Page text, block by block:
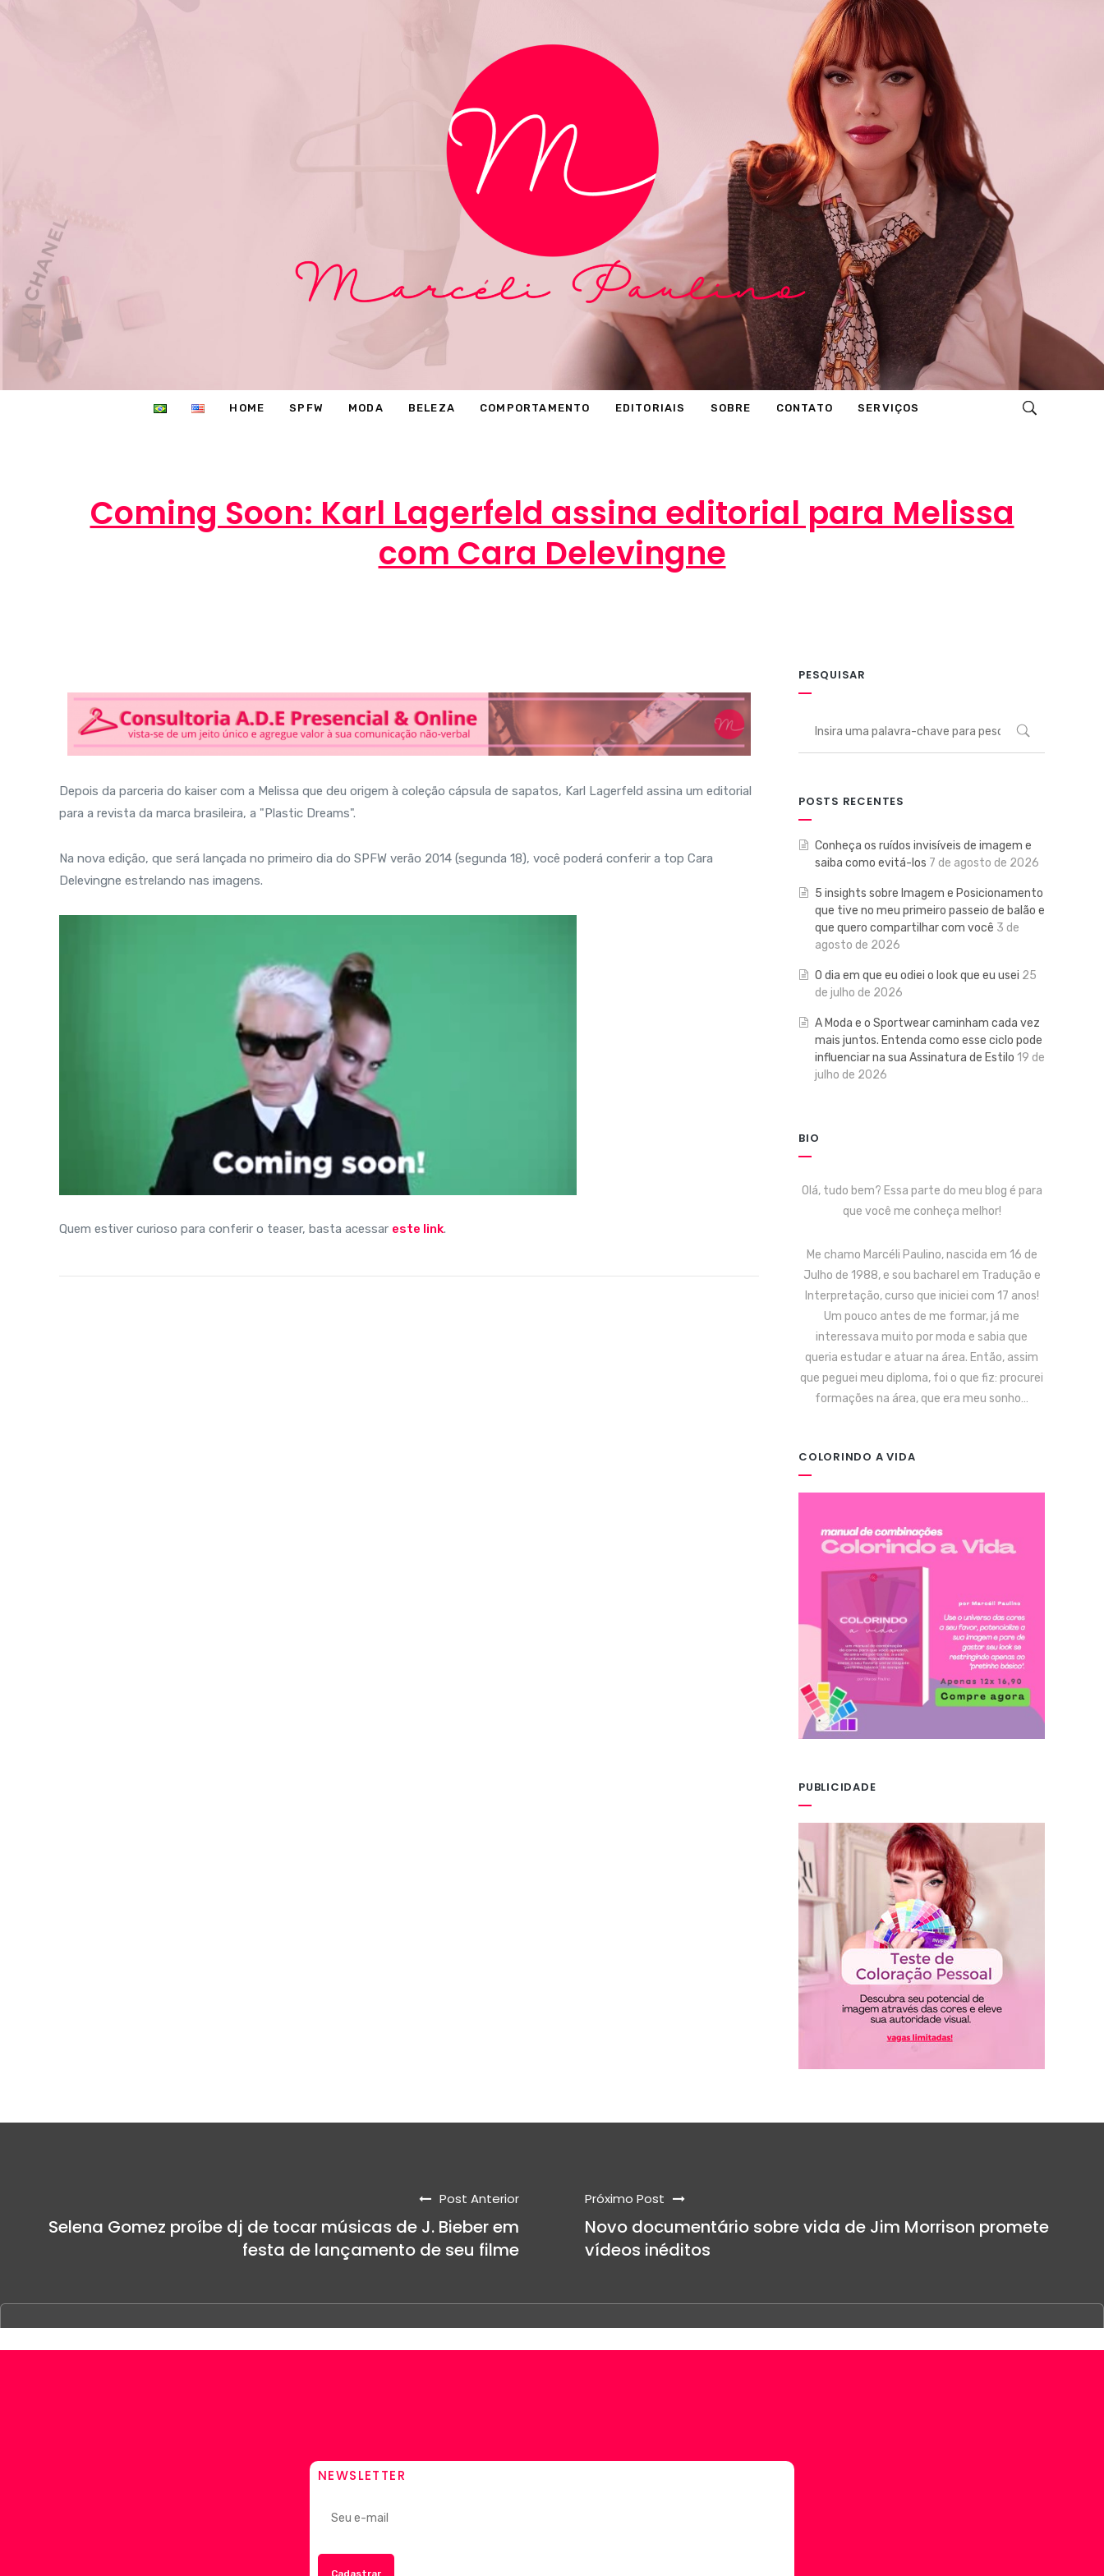
HOME SPFW MODA BELEZA COMPORTAMENTO EDITORIAIS SOBRE CONTATO SERVIÇOS
Coming Soon: Karl Lagerfeld assina editorial para Melissa
com Cara Delevingne
Depois da parceria do kaiser com a Melissa que deu origem à coleção cápsula de sapatos, Karl Lagerfeld assina um editorial
para a revista da marca brasileira, a "Plastic Dreams".
Na nova edição, que será lançada no primeiro dia do SPFW verão 2014 (segunda 18), você poderá conferir a top Cara
Delevingne estrelando nas imagens.
Quem estiver curioso para conferir o teaser, basta acessar este link.
PESQUISAR
POSTS RECENTES
Conheça os ruídos invisíveis de imagem e
saiba como evitá-los 7 de agosto de 2026
5 insights sobre Imagem e Posicionamento
que tive no meu primeiro passeio de balão e
que quero compartilhar com você 3 de
agosto de 2026
O dia em que eu odiei o look que eu usei 25
de julho de 2026
A Moda e o Sportwear caminham cada vez
mais juntos. Entenda como esse ciclo pode
influenciar na sua Assinatura de Estilo 19 de
julho de 2026
BIO
Olá, tudo bem? Essa parte do meu blog é para
que você me conheça melhor!
Me chamo Marcéli Paulino, nascida em 16 de
Julho de 1988, e sou bacharel em Tradução e
Interpretação, curso que iniciei com 17 anos!
Um pouco antes de me formar, já me
interessava muito por moda e sabia que
queria estudar e atuar na área. Então, assim
que peguei meu diploma, foi o que fiz: procurei
formações na área, que era meu sonho…
COLORINDO A VIDA
PUBLICIDADE
Post Anterior
Selena Gomez proíbe dj de tocar músicas de J. Bieber em
festa de lançamento de seu filme
Próximo Post
Novo documentário sobre vida de Jim Morrison promete
vídeos inéditos
NEWSLETTER